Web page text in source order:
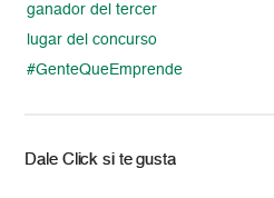
ganador del tercer
lugar del concurso
#GenteQueEmprende
Dale Click si te gusta